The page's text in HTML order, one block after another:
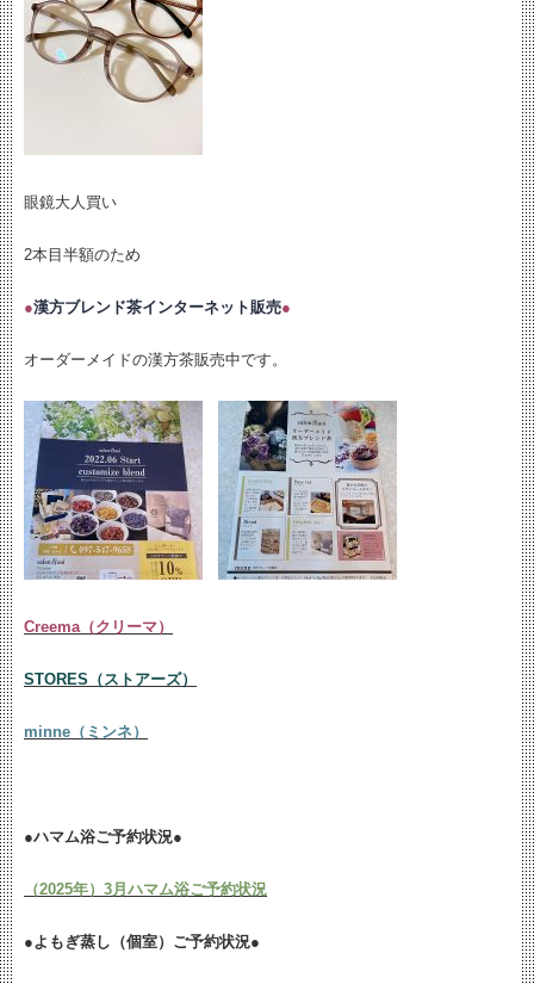
眼鏡大人買い
2本目半額のため
●漢方ブレンド茶インターネット販売●
オーダーメイドの漢方茶販売中です。
Creema（クリーマ）
STORES（ストアーズ）
minne（ミンネ）
●ハマム浴ご予約状況●
（2025年）3月ハマム浴ご予約状況
●よもぎ蒸し（個室）ご予約状況●